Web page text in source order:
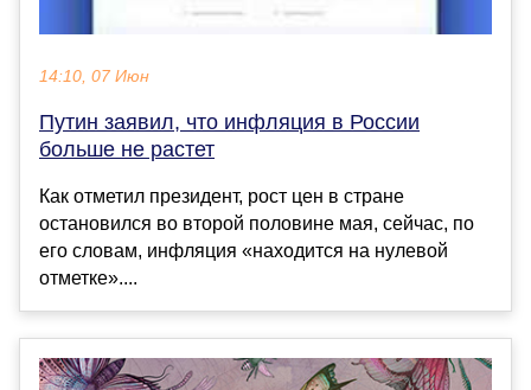
14:10, 07 Июн
Путин заявил, что инфляция в России
больше не растет
Как отметил президент, рост цен в стране
остановился во второй половине мая, сейчас, по
его словам, инфляция «находится на нулевой
отметке»....